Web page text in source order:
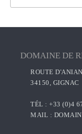
pour
DOMAINE DE
ROUTE
34150, GIGNAC
TÉL : +33 (0)4
MAIL :